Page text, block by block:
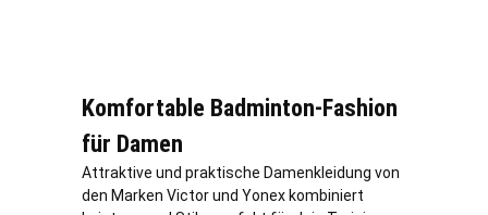
Komfortable Badminton-Fashion
für Damen
Attraktive und praktische Damenkleidung von
den Marken Victor und Yonex kombiniert